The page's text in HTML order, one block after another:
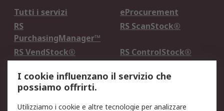
Tutti i servizi
eProcurement
RS
PurchasingManager™
RS ScanStock®
RS VendStock®
RS ControlStock®
Legale
I cookie influenzano il servizio che
possiamo offrirti.
Utilizziamo i cookie e altre tecnologie per analizzare